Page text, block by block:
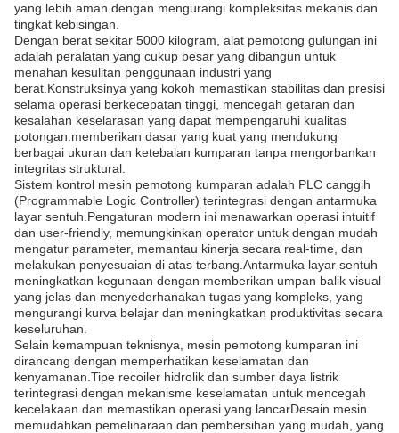
yang lebih aman dengan mengurangi kompleksitas mekanis dan
tingkat kebisingan.
Dengan berat sekitar 5000 kilogram, alat pemotong gulungan ini
adalah peralatan yang cukup besar yang dibangun untuk
menahan kesulitan penggunaan industri yang
berat.Konstruksinya yang kokoh memastikan stabilitas dan presisi
selama operasi berkecepatan tinggi, mencegah getaran dan
kesalahan keselarasan yang dapat mempengaruhi kualitas
potongan.memberikan dasar yang kuat yang mendukung
berbagai ukuran dan ketebalan kumparan tanpa mengorbankan
integritas struktural.
Sistem kontrol mesin pemotong kumparan adalah PLC canggih
(Programmable Logic Controller) terintegrasi dengan antarmuka
layar sentuh.Pengaturan modern ini menawarkan operasi intuitif
dan user-friendly, memungkinkan operator untuk dengan mudah
mengatur parameter, memantau kinerja secara real-time, dan
melakukan penyesuaian di atas terbang.Antarmuka layar sentuh
meningkatkan kegunaan dengan memberikan umpan balik visual
yang jelas dan menyederhanakan tugas yang kompleks, yang
mengurangi kurva belajar dan meningkatkan produktivitas secara
keseluruhan.
Selain kemampuan teknisnya, mesin pemotong kumparan ini
dirancang dengan memperhatikan keselamatan dan
kenyamanan.Tipe recoiler hidrolik dan sumber daya listrik
terintegrasi dengan mekanisme keselamatan untuk mencegah
kecelakaan dan memastikan operasi yang lancarDesain mesin
memudahkan pemeliharaan dan pembersihan yang mudah, yang